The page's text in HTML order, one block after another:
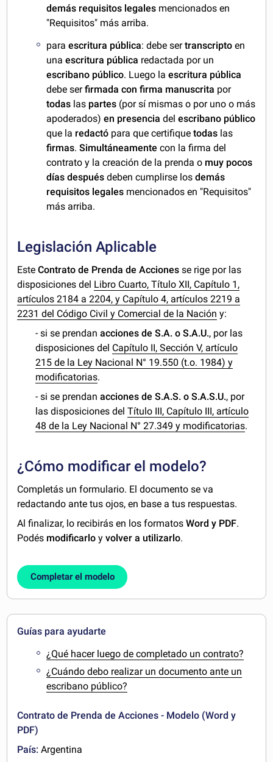
demás requisitos legales mencionados en
"Requisitos" más arriba.
paraescritura pública: debe sertranscripto en
unaescritura pública redactada por un
escribano público. Luego laescritura pública
debe serfirmada con firma manuscrita por
todas las partes (por sí mismas o por uno o más
apoderados)en presencia delescribano público
que la redactó para que certifiquetodas las
firmas.Simultáneamente con la firma del
contrato y la creación de la prenda o muy pocos
días después deben cumplirse losdemás
requisitos legales mencionados en "Requisitos"
más arriba.
Legislación Aplicable
EsteContrato de Prenda de Acciones se rige por las
disposiciones del Libro Cuarto, Título XII, Capítulo 1,
artículos 2184 a 2204, y Capítulo 4, artículos 2219 a
2231 del Código Civil y Comercial de la Nación y:
- si se prendanacciones de S.A. o S.A.U., por las
disposiciones del Capítulo II, Sección V, artículo
215 de la Ley Nacional N° 19.550 (t.o. 1984) y
modificatorias.
- si se prendanacciones de S.A.S. o S.A.S.U., por
las disposiciones delTítulo III, Capítulo III, artículo
48 de la Ley Nacional N° 27.349 y modificatorias.
¿Cómo modificar el modelo?
Completás un formulario. El documento se va
redactando ante tus ojos, en base a tus respuestas.
Al finalizar, lo recibirás en los formatosWord y PDF.
Podés modificarlo yvolver a utilizarlo.
Completar el modelo
Guías para ayudarte
¿Qué hacer luego de completado un contrato?
¿Cuándo debo realizar un documento ante un
escribano público?
Contrato de Prenda de Acciones - Modelo (Word y
PDF)
País: Argentina